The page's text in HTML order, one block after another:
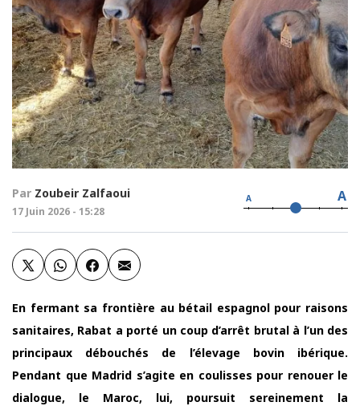
Par Zoubeir Zalfaoui
17 Juin 2026 - 15:28
A A
En fermant sa frontière au bétail espagnol pour raisons
sanitaires, Rabat a porté un coup d’arrêt brutal à l’un des
principaux débouchés de l’élevage bovin ibérique.
Pendant que Madrid s’agite en coulisses pour renouer le
dialogue, le Maroc, lui, poursuit sereinement la